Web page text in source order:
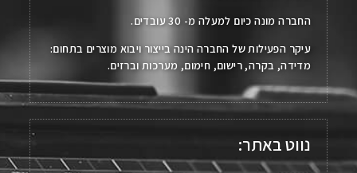
החברה מונה כיום למעלה מ- 30 עובדים.
עיקר הפעילות של החברה הינה בייצור ויבוא מוצרים בתחום:
מדידה, בקרה, רישום, חימום, מערכות וברזים.
נווט באתר: